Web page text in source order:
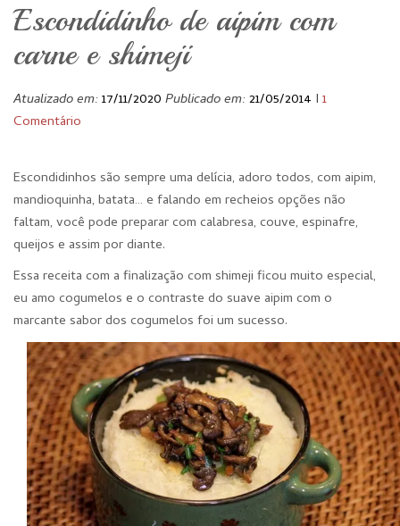
Escondidinho de aipim com
carne e shimeji
Atualizado em:17/11/2020 Publicado em:21/05/2014 I 1
Comentário
Escondidinhos são sempre uma delícia, adoro todos, com aipim,
mandioquinha, batata… e falando em recheios opções não
faltam, você pode preparar com calabresa, couve, espinafre,
queijos e assim por diante.
Essa receita com a finalização com shimeji ficou muito especial,
eu amo cogumelos e o contraste do suave aipim com o
marcante sabor dos cogumelos foi um sucesso.